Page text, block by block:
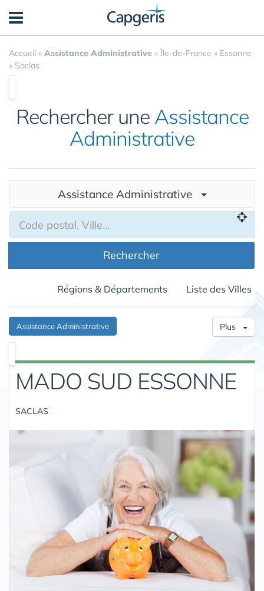
Accueil » Assistance Administrative » Île-de-France » Essonne
» Saclas
Rechercher une Assistance
Administrative
Assistance Administrative
Rechercher
Régions & Départements Liste des Villes
Assistance Administrative Plus
MADO SUD ESSONNE
SACLAS